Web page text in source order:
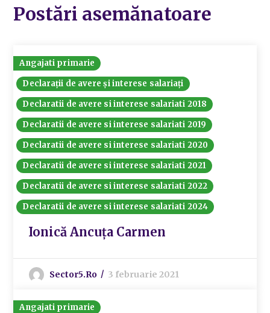
Postări asemănatoare
Angajati primarie
Declarații de avere și interese salariați
Declaratii de avere si interese salariati 2018
Declaratii de avere si interese salariati 2019
Declaratii de avere si interese salariati 2020
Declaratii de avere si interese salariati 2021
Declaratii de avere si interese salariati 2022
Declaratii de avere si interese salariati 2024
Ionică Ancuța Carmen
Sector5.ro 3 februarie 2021
Angajati primarie